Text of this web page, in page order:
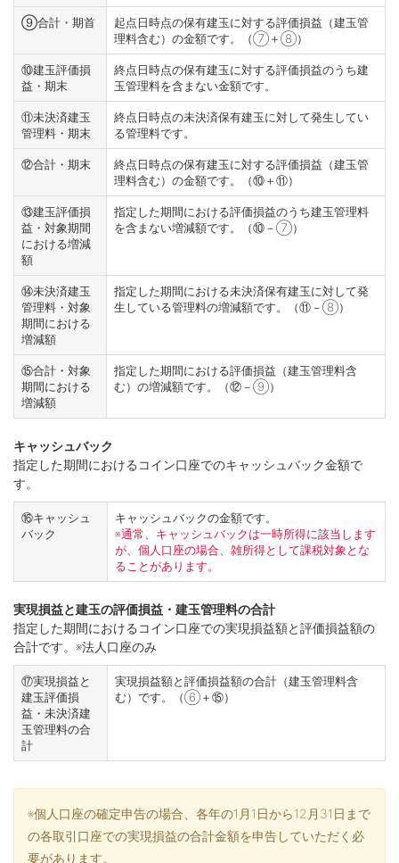
⑨合計・期首
起点日時点の保有建玉に対する評価損益（建玉管
理料含む）の金額です。（⑦＋⑧）
⑩建玉評価損
益・期末
終点日時点の保有建玉に対する評価損益のうち建
玉管理料を含まない金額です。
⑪未決済建玉
管理料・期末
終点日時点の未決済保有建玉に対して発生してい
る管理料です。
⑫合計・期末
終点日時点の保有建玉に対する評価損益（建玉管
理料含む）の金額です。（⑩＋⑪）
⑬建玉評価損
益・対象期間
における増減
額
指定した期間における評価損益のうち建玉管理料
を含まない増減額です。（⑩－⑦）
⑭未決済建玉
管理料・対象
期間における
増減額
指定した期間における未決済保有建玉に対して発
生している管理料の増減額です。（⑪－⑧）
⑮合計・対象
期間における
増減額
指定した期間における評価損益（建玉管理料含
む）の増減額です。（⑫－⑨）
キャッシュバック
指定した期間におけるコイン口座でのキャッシュバック金額で
す。
⑯キャッシュ
バック
キャッシュバックの金額です。
※通常、キャッシュバックは一時所得に該当します
が、個人口座の場合、雑所得として課税対象とな
ることがあります。
実現損益と建玉の評価損益・建玉管理料の合計
指定した期間におけるコイン口座での実現損益額と評価損益額の
合計です。※法人口座のみ
⑰実現損益と
建玉評価損
益・未決済建
玉管理料の合
計
実現損益額と評価損益額の合計（建玉管理料含
む）です。（⑥＋⑮）
※個人口座の確定申告の場合、各年の1月1日から12月31日まで
の各取引口座での実現損益の合計金額を申告していただく必
要があります。